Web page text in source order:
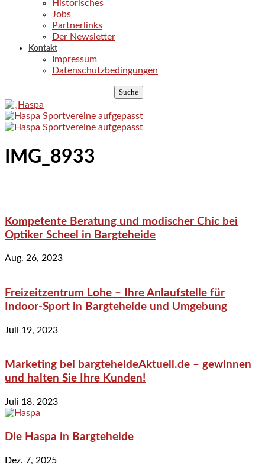
Historisches
Jobs
Partnerlinks
Der Newsletter
Kontakt
Impressum
Datenschutzbedingungen
IMG_8933
Kompetente Beratung und modischer Chic bei
Optiker Scheel in Bargteheide
Aug. 26, 2023
Freizeitzentrum Lohe – Ihre Anlaufstelle für
Indoor-Sport in Bargteheide und Umgebung
Juli 19, 2023
Marketing bei bargteheideAktuell.de – gewinnen
und halten Sie Ihre Kunden!
Juli 18, 2023
Die Haspa in Bargteheide
Dez. 7, 2025